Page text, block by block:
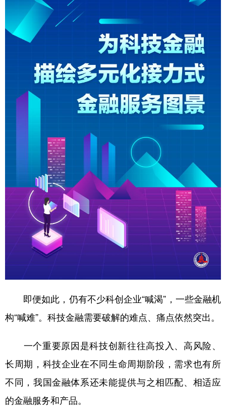
即便如此，仍有不少科创企业“喊渴”，一些金融机
构“喊难”。科技金融需要破解的难点、痛点依然突出。
一个重要原因是科技创新往往高投入、高风险、
长周期，科技企业在不同生命周期阶段，需求也有所
不同，我国金融体系还未能提供与之相匹配、相适应
的金融服务和产品。